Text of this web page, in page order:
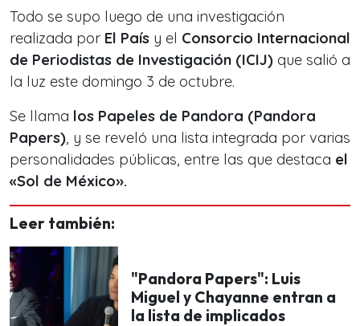
Todo se supo luego de una investigación
realizada por El País y el Consorcio Internacional
de Periodistas de Investigación (ICIJ) que salió a
la luz este domingo 3 de octubre.
Se llama los Papeles de Pandora (Pandora
Papers), y se reveló una lista integrada por varias
personalidades públicas, entre las que destaca el
«Sol de México».
Leer también:
"Pandora Papers": Luis
Miguel y Chayanne entran a
la lista de implicados